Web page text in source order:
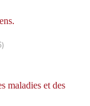
maladies et des